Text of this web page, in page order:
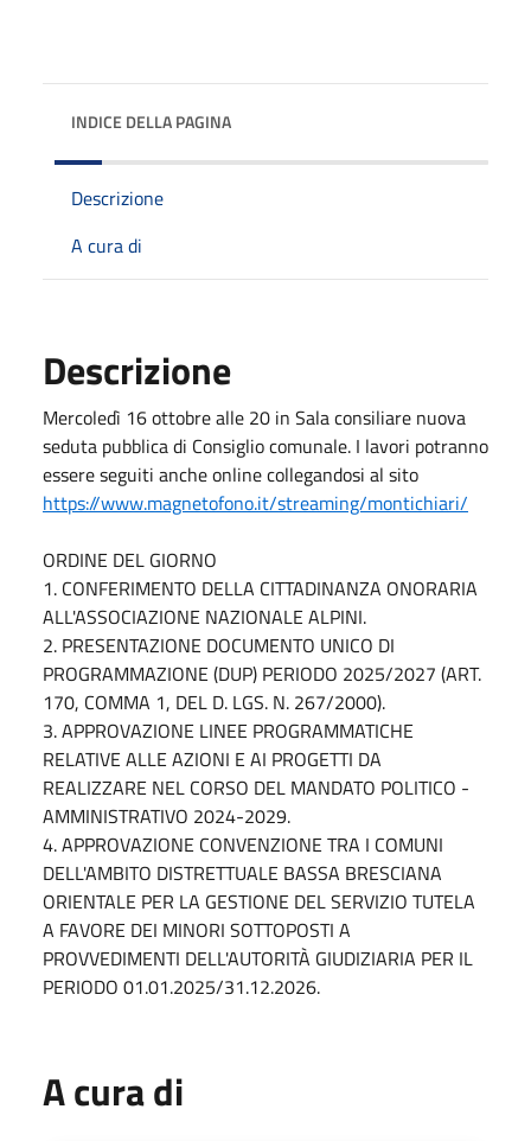
INDICE DELLA PAGINA
Descrizione
A cura di
Descrizione
Mercoledì 16 ottobre alle 20 in Sala consiliare nuova
seduta pubblica di Consiglio comunale. I lavori potranno
essere seguiti anche online collegandosi al sito
https://www.magnetofono.it/streaming/montichiari/
ORDINE DEL GIORNO
1. CONFERIMENTO DELLA CITTADINANZA ONORARIA
ALL'ASSOCIAZIONE NAZIONALE ALPINI.
2. PRESENTAZIONE DOCUMENTO UNICO DI
PROGRAMMAZIONE (DUP) PERIODO 2025/2027 (ART.
170, COMMA 1, DEL D. LGS. N. 267/2000).
3. APPROVAZIONE LINEE PROGRAMMATICHE
RELATIVE ALLE AZIONI E AI PROGETTI DA
REALIZZARE NEL CORSO DEL MANDATO POLITICO -
AMMINISTRATIVO 2024-2029.
4. APPROVAZIONE CONVENZIONE TRA I COMUNI
DELL'AMBITO DISTRETTUALE BASSA BRESCIANA
ORIENTALE PER LA GESTIONE DEL SERVIZIO TUTELA
A FAVORE DEI MINORI SOTTOPOSTI A
PROVVEDIMENTI DELL'AUTORITÀ GIUDIZIARIA PER IL
PERIODO 01.01.2025/31.12.2026.
A cura di